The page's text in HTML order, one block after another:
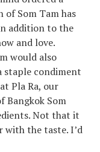
Som Tam has
addition to the
and love.
would also
staple condiment
Pla Ra, our
Bangkok Som
Not that it
with the taste. I’d